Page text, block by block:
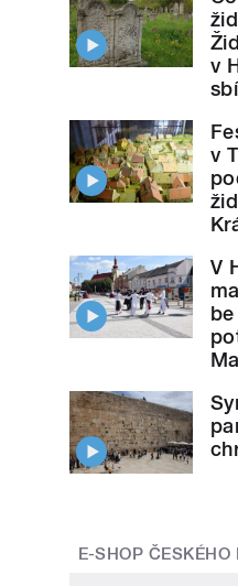
v
v
V
E-SHOP ČESKÉHO